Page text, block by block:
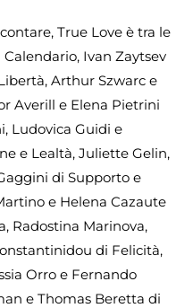
True Love è tra le
Ivan Zaytsev
Arthur Szwarc e
Averill e Elena Pietrini
Ludovica Guidi e
e Lealtà, Juliette Gelin,
di Supporto e
e Helena Cazaute
Radostina Marinova,
di Felicità,
Orro e Fernando
e Thomas Beretta di